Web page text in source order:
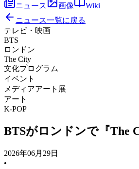
ニュース 画像
Wiki
ニュース一覧に戻る
テレビ・映画
BTS
ロンドン
The City
文化プログラム
イベント
メディアアート展
アート
K-POP
BTSがロンドンで『The
2026年06月29日
•